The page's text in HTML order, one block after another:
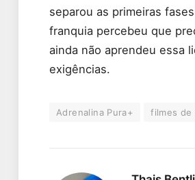
separou as primeiras
franquia percebeu que
ainda não aprendeu essa
exigências.
Adrenalina Pura+ filmes de